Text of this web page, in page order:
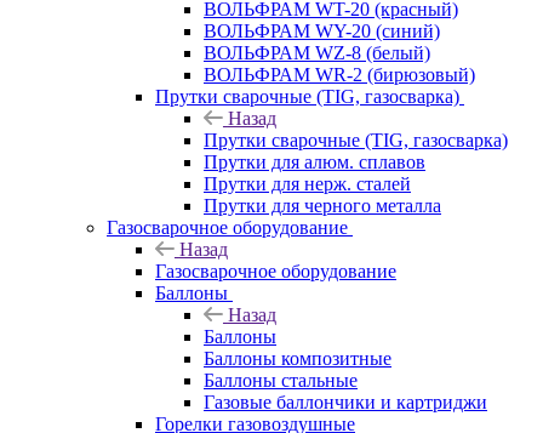
ВОЛЬФРАМ WT-20 (красный)
ВОЛЬФРАМ WY-20 (синий)
ВОЛЬФРАМ WZ-8 (белый)
ВОЛЬФРАМ WR-2 (бирюзовый)
Прутки сварочные (TIG, газосварка)
Назад
Прутки сварочные (TIG, газосварка)
Прутки для алюм. сплавов
Прутки для нерж. сталей
Прутки для черного металла
Газосварочное оборудование
Назад
Газосварочное оборудование
Баллоны
Назад
Баллоны
Баллоны композитные
Баллоны стальные
Газовые баллончики и картриджи
Горелки газовоздушные